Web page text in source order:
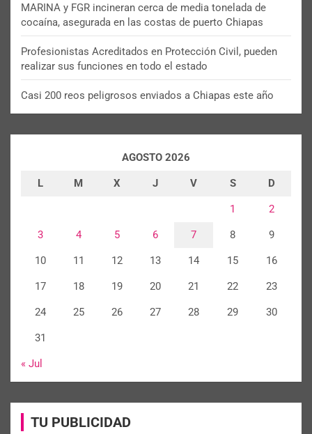
MARINA y FGR incineran cerca de media tonelada de
cocaína, asegurada en las costas de puerto Chiapas
Profesionistas Acreditados en Protección Civil, pueden
realizar sus funciones en todo el estado
Casi 200 reos peligrosos enviados a Chiapas este año
AGOSTO 2026
L M X J V S D
1 2
3 4 5 6 7 8 9
10 11 12 13 14 15 16
17 18 19 20 21 22 23
24 25 26 27 28 29 30
31
« Jul
TU PUBLICIDAD